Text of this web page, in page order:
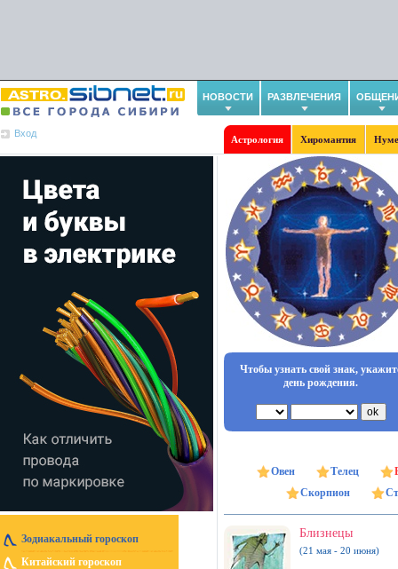
НОВОСТИ РАЗВЛЕЧЕНИЯ
Вход
Астрология Хиромантия
Зодиакальный гороскоп
Китайский гороскоп
Чтобы узнать свой знак,
день рождения.
Овен Телец
Скорпион
Близнецы
(21 мая - 20 июня)